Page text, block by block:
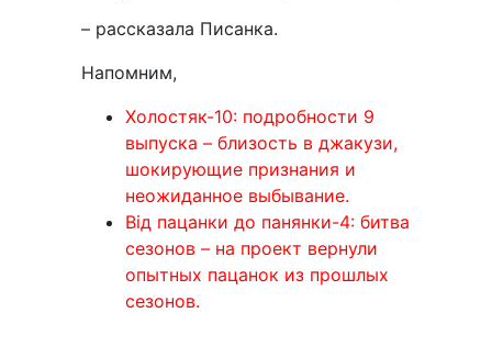
– рассказала Писанка.
Напомним,
Холостяк-10: подробности 9
выпуска – близость в джакузи,
шокирующие признания и
неожиданное выбывание.
Від пацанки до панянки-4: битва
сезонов – на проект вернули
опытных пацанок из прошлых
сезонов.